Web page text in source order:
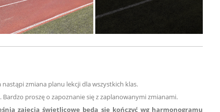
zmiana planu lekcji dla wszystkich klas.
Bardzo proszę o zapoznanie się z zaplanowanymi zmianami.
zajęcia świetlicowe będą się kończyć wg harmonogramu